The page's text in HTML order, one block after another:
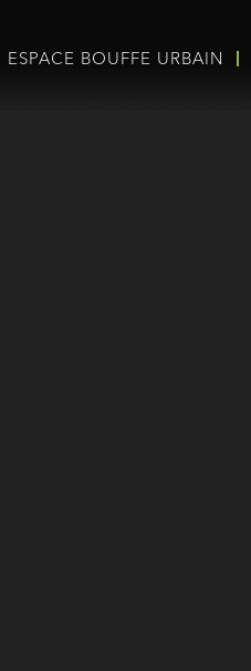
ESPACE BOUFFE URBAIN